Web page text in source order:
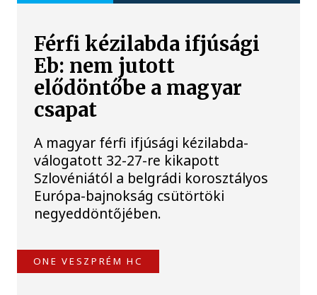
Férfi kézilabda ifjúsági
Eb: nem jutott
elődöntőbe a magyar
csapat
A magyar férfi ifjúsági kézilabda-
válogatott 32-27-re kikapott
Szlovéniától a belgrádi korosztályos
Európa-bajnokság csütörtöki
negyeddöntőjében.
ONE VESZPRÉM HC